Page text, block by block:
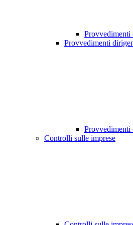
Provvedimenti
Provvedimenti
Controlli sulle imprese